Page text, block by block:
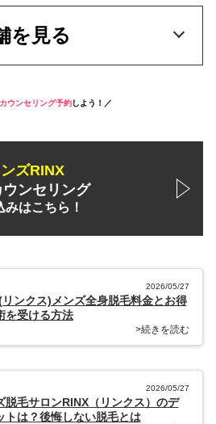
を見る
カウンセリング予約しよう！／
ズRINX
ンセリング
みはこちら！
2026/05/27
リンクス)メンズ全身脱毛料金とお得
を受ける方法
>続きを読む
2026/05/27
脱毛サロンRINX（リンクス）のデ
トは？後悔しない脱毛とは